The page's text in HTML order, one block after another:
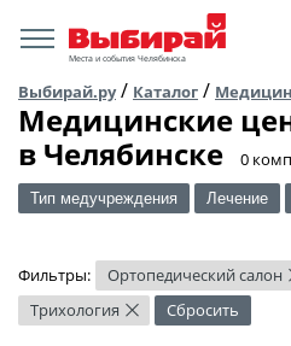
Места и события Челябинска
Выбирай.ру/ Каталог /
Медицинские
в Челябинске
​0
Тип медучреждения Лечение
Фильтры: Ортопедический салон
Трихология × Сбросить